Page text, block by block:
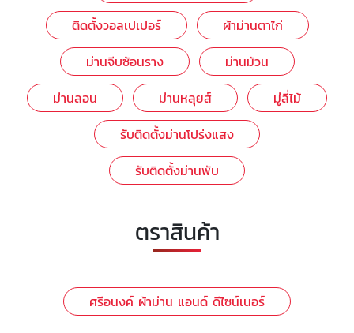
ติดตั้งวอลเปเปอร์
ผ้าม่านตาไก่
ม่านจีบซ้อนราง
ม่านม้วน
ม่านลอน
ม่านหลุยส์
มู่ลี่ไม้
รับติดตั้งม่านโปร่งแสง
รับติดตั้งม่านพับ
ตราสินค้า
ศรีอนงค์ ผ้าม่าน แอนด์ ดีไซน์เนอร์